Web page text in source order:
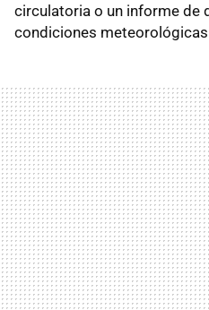
circulatoria o un informe de
condiciones